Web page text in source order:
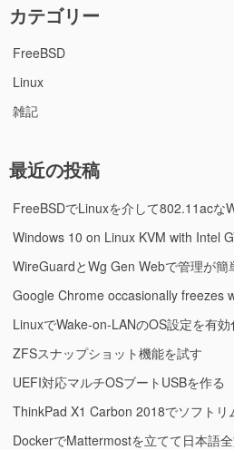
カテゴリー
FreeBSD
Linux
雑記
最近の投稿
FreeBSDでLinuxを介して802.11acな
Windows 10 on Linux KVM with Intel
WireGuardとWg Gen Webで管理が簡
Google Chrome occasionally freezes
LinuxでWake-on-LANのOS設定を有効
ZFSスナップショット機能を試す
UEFI対応マルチOSブートUSBを作る
ThinkPad X1 Carbon 2018でソフトリ
DockerでMattermostを立てて日本語